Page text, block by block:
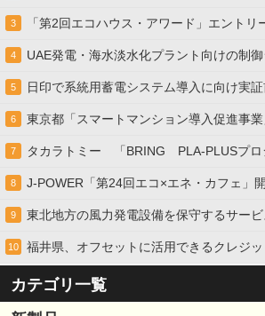
3 「第2回エコハウス・アワード」エントリ
4 UAE発電・海水淡水化プラント向けの制
5 日印で系統用蓄電システム導入に向け実
6 東京都「スマートマンション導入促進事
7 タカラトミー 「BRING PLA-PLUSプロ
8 J-POWER「第24回エコ×エネ・カフェ」
9 東北地方の風力発電設備を保守するサー
10 福井県、オフセットに活用できるクレジ
カテゴリ一覧